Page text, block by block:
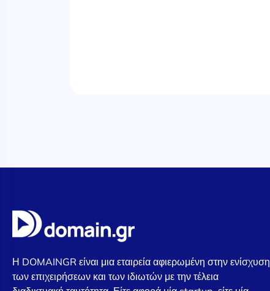
Η DOMAINGR είναι μια εταιρεία αφιερωμένη στην ενίσχυση
των επιχειρήσεων και των ιδιωτών με την τέλεια